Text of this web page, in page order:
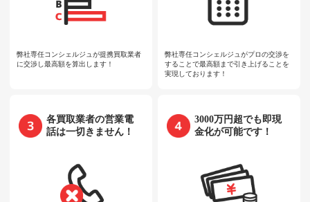
弊社専任コンシェルジュが提携買取業者
に交渉し最高額を算出します！
弊社専任コンシェルジュがプロの交渉を
することで最高額まで引き上げることを
実現しております！
各買取業者の営業電
話は一切きません！
3000万円超でも即現
金化が可能です！